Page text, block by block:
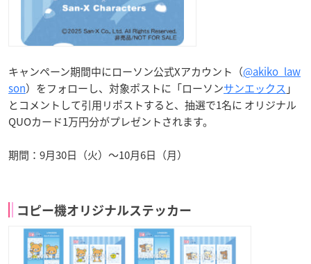
キャンペーン期間中にローソン公式Xアカウント（@akiko_law
son）をフォローし、対象ポストに「ローソンサンエックス 」
とコメントして引用リポストすると、抽選で1名に オリジナル
QUOカード1万円分がプレゼントされます。
期間：9月30日（火）～10月6日（月）
コピー機オリジナルステッカー